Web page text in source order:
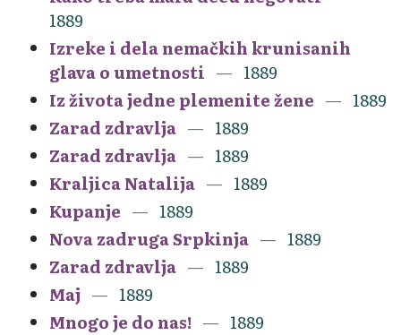
1889
Izreke i dela nemačkih krunisanih
glava o umetnosti
1889
Iz života jedne plemenite žene
1889
Zarad zdravlja
1889
Zarad zdravlja
1889
Kraljica Natalija
1889
Kupanje
1889
Nova zadruga Srpkinja
1889
Zarad zdravlja
1889
Maj
1889
Mnogo je do nas!
1889